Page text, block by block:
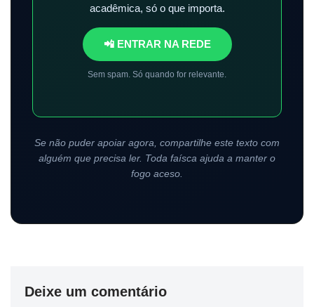
acadêmica, só o que importa.
📲 ENTRAR NA REDE
Sem spam. Só quando for relevante.
Se não puder apoiar agora, compartilhe este texto com
alguém que precisa ler. Toda faísca ajuda a manter o
fogo aceso.
Deixe um comentário